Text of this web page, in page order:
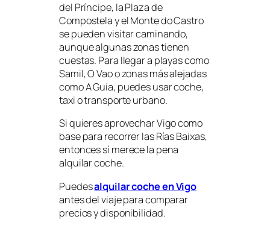
del Príncipe, la Plaza de
Compostela y el Monte do Castro
se pueden visitar caminando,
aunque algunas zonas tienen
cuestas. Para llegar a playas como
Samil, O Vao o zonas más alejadas
como A Guía, puedes usar coche,
taxi o transporte urbano.
Si quieres aprovechar Vigo como
base para recorrer las Rías Baixas,
entonces sí merece la pena
alquilar coche.
Puedesalquilar coche en Vigo
antes del viaje para comparar
precios y disponibilidad.